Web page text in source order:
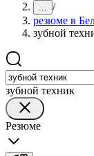
... /
резюме в
зубной
зубной техник
Резюме